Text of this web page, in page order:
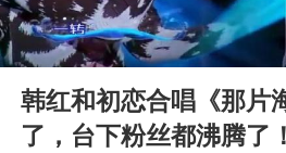
央视新主
酒店回应
黄金牛市回
杭州全市有
Play
00:00
韩红和初恋合唱《那片
了，台下粉丝都沸腾了！